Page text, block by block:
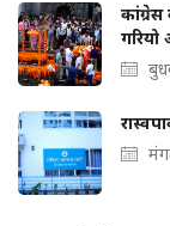
कांग्रेस
गरियो